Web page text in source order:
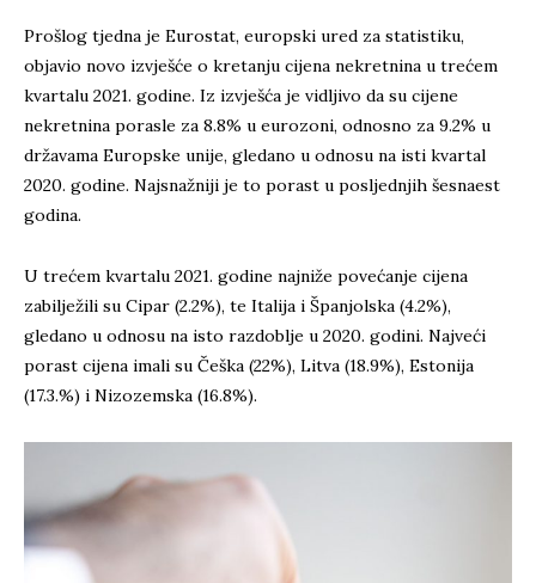
Prošlog tjedna je Eurostat, europski ured za statistiku,
objavio novo izvješće o kretanju cijena nekretnina u trećem
kvartalu 2021. godine. Iz izvješća je vidljivo da su cijene
nekretnina porasle za 8.8% u eurozoni, odnosno za 9.2% u
državama Europske unije, gledano u odnosu na isti kvartal
2020. godine. Najsnažniji je to porast u posljednjih šesnaest
godina.
U trećem kvartalu 2021. godine najniže povećanje cijena
zabilježili su Cipar (2.2%), te Italija i Španjolska (4.2%),
gledano u odnosu na isto razdoblje u 2020. godini. Najveći
porast cijena imali su Češka (22%), Litva (18.9%), Estonija
(17.3.%) i Nizozemska (16.8%).